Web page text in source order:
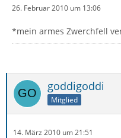
26. Februar 2010 um 13:06
*mein armes Zwerchfell
goddigoddi
Mitglied
14. März 2010 um 21:51